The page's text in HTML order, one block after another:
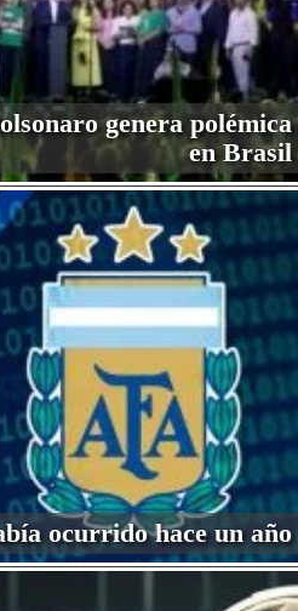
genera polémica
en Brasil
ocurrido hace un año